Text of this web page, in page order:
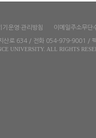
운영·관리방침 이메일주소무단
산로 634 / 전화 054-979-9001 /
UNIVERSITY. ALL RIGHTS